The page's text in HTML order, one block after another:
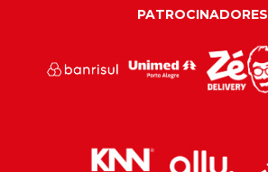
PATROCINADORES